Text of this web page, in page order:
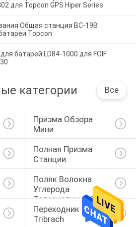
для Topcon GPS Hiper Series
Общая станция BC-19B
Topcon
батарей LD84-1000 для FOIF
категории Все
Призма Обзора
Мини
Полная Призма
Станции
Поляк Волокна
Углерода
Телескопичный
Переходник
Tribrach